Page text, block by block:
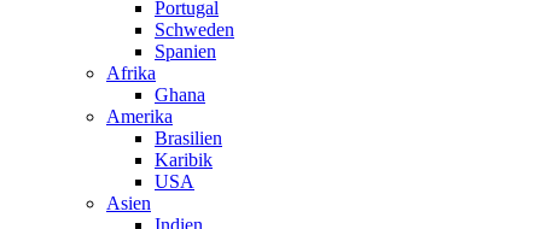
Portugal
Schweden
Spanien
Afrika
Ghana
Amerika
Brasilien
Karibik
USA
Asien